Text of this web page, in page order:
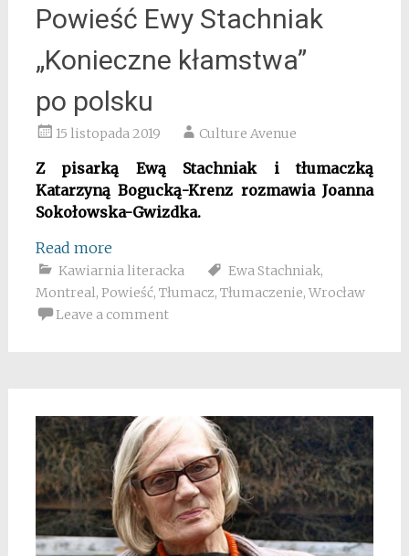
Powieść Ewy Stachniak
„Konieczne kłamstwa”
po polsku
15 listopada 2019 Culture Avenue
Z pisarką Ewą Stachniak i tłumaczką
Katarzyną Bogucką-Krenz rozmawia Joanna
Sokołowska-Gwizdka.
Read more
Kawiarnia literacka Ewa Stachniak,
Montreal, Powieść, Tłumacz, Tłumaczenie, Wrocław
Leave a comment